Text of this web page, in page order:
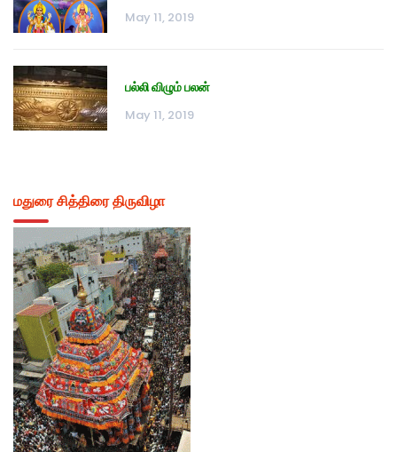
May 11, 2019
பல்லி விழும் பலன்
May 11, 2019
மதுரை சித்திரை திருவிழா